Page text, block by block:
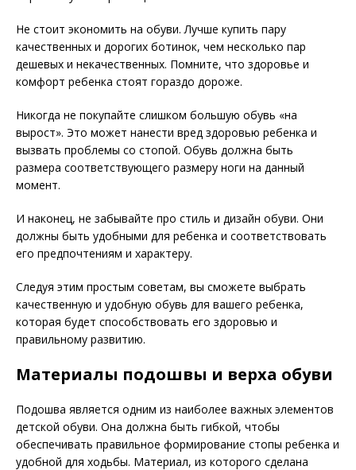
Не стоит экономить на обуви. Лучше купить пару
качественных и дорогих ботинок, чем несколько пар
дешевых и некачественных. Помните, что здоровье и
комфорт ребенка стоят гораздо дороже.
Никогда не покупайте слишком большую обувь «на
вырост». Это может нанести вред здоровью ребенка и
вызвать проблемы со стопой. Обувь должна быть
размера соответствующего размеру ноги на данный
момент.
И наконец, не забывайте про стиль и дизайн обуви. Они
должны быть удобными для ребенка и соответствовать
его предпочтениям и характеру.
Следуя этим простым советам, вы сможете выбрать
качественную и удобную обувь для вашего ребенка,
которая будет способствовать его здоровью и
правильному развитию.
Материалы подошвы и верха обуви
Подошва является одним из наиболее важных элементов
детской обуви. Она должна быть гибкой, чтобы
обеспечивать правильное формирование стопы ребенка и
удобной для ходьбы. Материал, из которого сделана